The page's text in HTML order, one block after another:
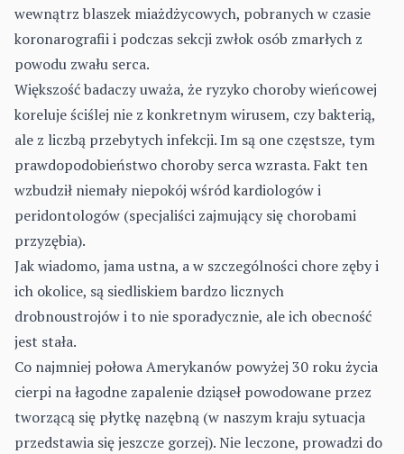
wewnątrz blaszek miażdżycowych, pobranych w czasie
koronarografii i podczas sekcji zwłok osób zmarłych z
powodu zwału serca.
Większość badaczy uważa, że ryzyko choroby wieńcowej
koreluje ściślej nie z konkretnym wirusem, czy bakterią,
ale z liczbą przebytych infekcji. Im są one częstsze, tym
prawdopodobieństwo choroby serca wzrasta. Fakt ten
wzbudził niemały niepokój wśród kardiologów i
peridontologów (specjaliści zajmujący się chorobami
przyzębia).
Jak wiadomo, jama ustna, a w szczególności chore zęby i
ich okolice, są siedliskiem bardzo licznych
drobnoustrojów i to nie sporadycznie, ale ich obecność
jest stała.
Co najmniej połowa Amerykanów powyżej 30 roku życia
cierpi na łagodne zapalenie dziąseł powodowane przez
tworzącą się płytkę nazębną (w naszym kraju sytuacja
przedstawia się jeszcze gorzej). Nie leczone, prowadzi do